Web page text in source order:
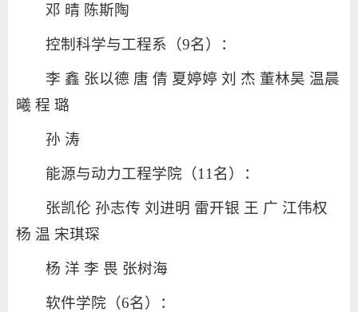
邓 晴 陈斯陶
控制科学与工程系（9名）：
李 鑫 张以德 唐 倩 夏婷婷 刘 杰 董林昊 温晨
曦 程 璐
孙 涛
能源与动力工程学院（11名）：
张凯伦 孙志传 刘进明 雷开银 王 广 江伟权
杨 温 宋琪琛
杨 洋 李 畏 张树海
软件学院（6名）：